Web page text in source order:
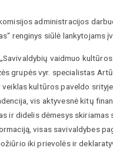
administracijos
renginys siūlė
vaidmuo
grupės vyr. specialistas
kultūros paveldo
vis aktyvesnė kitų
ir didelis dėmesys
visas savivaldybes
iki prievolės ir